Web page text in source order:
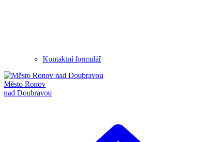
Kontaktní formulář
Město Ronov
nad Doubravou